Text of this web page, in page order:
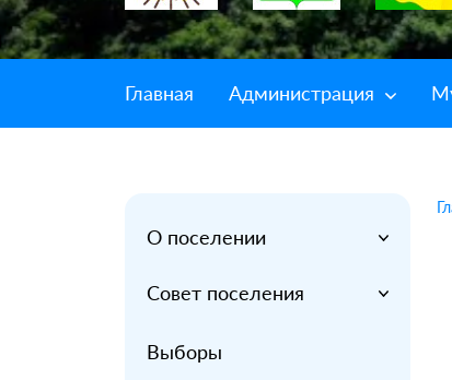
Главная Администрация
О поселении
Совет поселения
Выборы